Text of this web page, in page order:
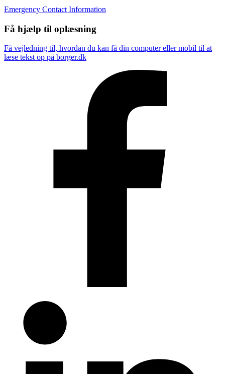
Emergency Contact Information
Få hjælp til oplæsning
Få vejledning til, hvordan du kan få din computer eller mobil til at
læse tekst op på borger.dk